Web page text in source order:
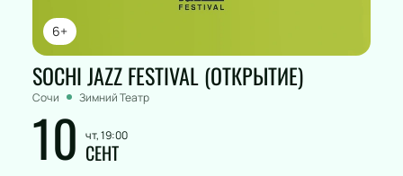
6+
SOCHI JAZZ FESTIVAL (ОТКРЫТИЕ)
Сочи Зимний Театр
10 чт, 19:00
СЕНТ